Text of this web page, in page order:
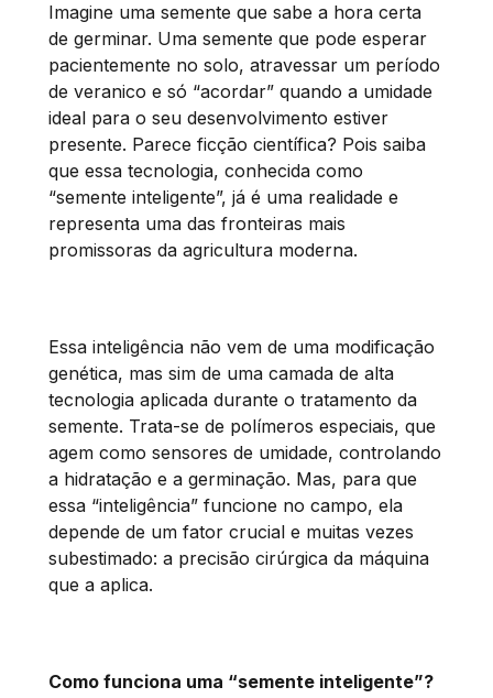
Imagine uma semente que sabe a hora certa
de germinar. Uma semente que pode esperar
pacientemente no solo, atravessar um período
de veranico e só “acordar” quando a umidade
ideal para o seu desenvolvimento estiver
presente. Parece ficção científica? Pois saiba
que essa tecnologia, conhecida como
“semente inteligente”, já é uma realidade e
representa uma das fronteiras mais
promissoras da agricultura moderna.
Essa inteligência não vem de uma modificação
genética, mas sim de uma camada de alta
tecnologia aplicada durante o tratamento da
semente. Trata-se de polímeros especiais, que
agem como sensores de umidade, controlando
a hidratação e a germinação. Mas, para que
essa “inteligência” funcione no campo, ela
depende de um fator crucial e muitas vezes
subestimado: a precisão cirúrgica da máquina
que a aplica.
Como funciona uma “semente inteligente”?